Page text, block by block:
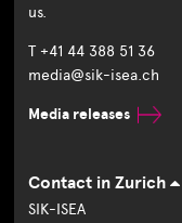
us.
T +41 44 388 51 36
media@sik-isea.ch
Media releases
Contact in Zurich
SIK-ISEA